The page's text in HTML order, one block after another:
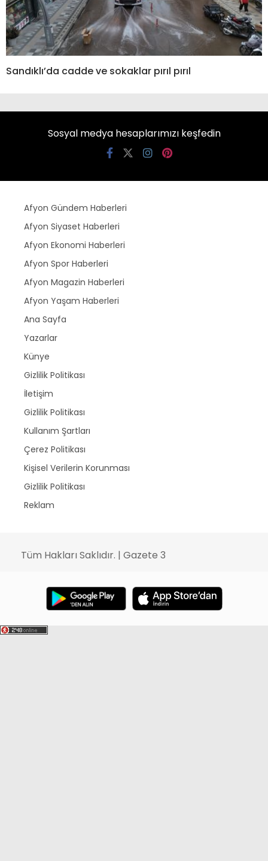
Sandıklı’da cadde ve sokaklar pırıl pırıl
Sosyal medya hesaplarımızı keşfedin
Afyon Gündem Haberleri
Afyon Siyaset Haberleri
Afyon Ekonomi Haberleri
Afyon Spor Haberleri
Afyon Magazin Haberleri
Afyon Yaşam Haberleri
Ana Sayfa
Yazarlar
Künye
Gizlilik Politikası
İletişim
Gizlilik Politikası
Kullanım Şartları
Çerez Politikası
Kişisel Verilerin Korunması
Gizlilik Politikası
Reklam
Tüm Hakları Saklıdır. | Gazete 3